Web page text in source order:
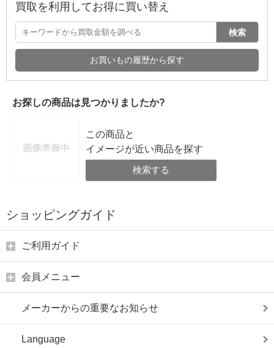
買取を利用してお得に買い替え
検索
お買いもの履歴から探す
お探しの商品は見つかりましたか?
この商品と
イメージが近い商品を探す
検索する
ショッピングガイド
ご利用ガイド
会員メニュー
メーカーからの重要なお知らせ
Language